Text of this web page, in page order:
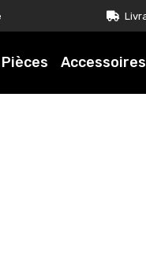
Pièces Accessoires